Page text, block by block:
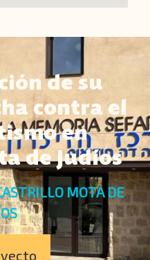
de su
contra el
en
de Judíos
MOTA DE